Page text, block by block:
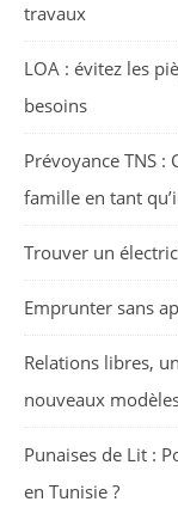
travaux
LOA : évitez les
besoins
Prévoyance TNS
famille en tant
Trouver un
Emprunter sans
Relations libres,
nouveaux
Punaises de Lit :
en Tunisie ?